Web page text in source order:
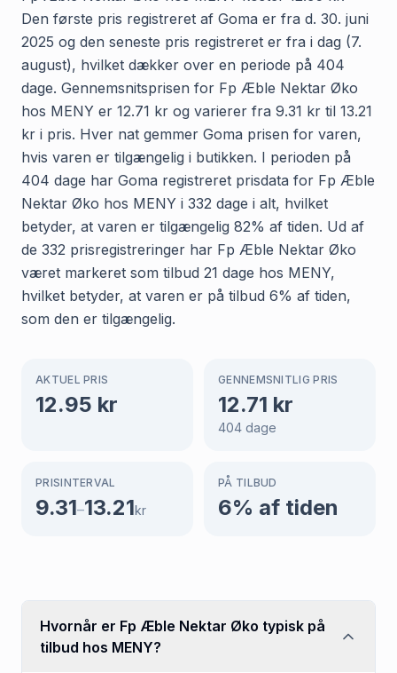
Den første pris registreret af Goma er fra d. 30. juni
2025 og den seneste pris registreret er fra i dag (7.
august), hvilket dækker over en periode på 404
dage. Gennemsnitsprisen for Fp Æble Nektar Øko
hos MENY er 12.71 kr og varierer fra 9.31 kr til 13.21
kr i pris. Hver nat gemmer Goma prisen for varen,
hvis varen er tilgængelig i butikken. I perioden på
404 dage har Goma registreret prisdata for Fp Æble
Nektar Øko hos MENY i 332 dage i alt, hvilket
betyder, at varen er tilgængelig 82% af tiden. Ud af
de 332 prisregistreringer har Fp Æble Nektar Øko
været markeret som tilbud 21 dage hos MENY,
hvilket betyder, at varen er på tilbud 6% af tiden,
som den er tilgængelig.
AKTUEL PRIS
12.95 kr
GENNEMSNITLIG PRIS
12.71 kr
404 dage
PRISINTERVAL
9.31–13.21kr
PÅ TILBUD
6% af tiden
Hvornår er Fp Æble Nektar Øko typisk på
tilbud hos MENY?